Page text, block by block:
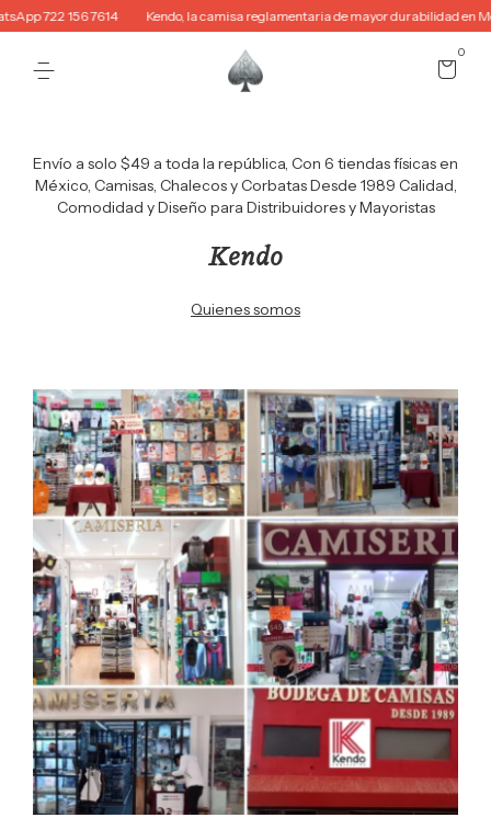
7614 Kendo, la camisa reglamentaria de mayor durabilidad en México!
0
Envío a solo $49 a toda la república, Con 6 tiendas físicas en
México, Camisas, Chalecos y Corbatas Desde 1989 Calidad,
Comodidad y Diseño para Distribuidores y Mayoristas
Kendo
Quienes somos